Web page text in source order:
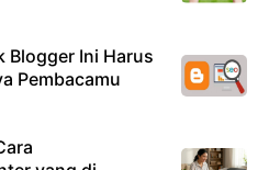
Blogger Ini Harus
Pembacamu